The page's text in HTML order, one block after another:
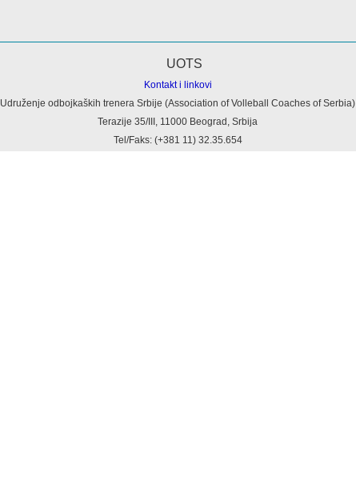
Kontakt i linkovi
Udruženje odbojkaških trenera Srbije (Association of Volleball Coaches of Serbia)
Terazije 35/III, 11000 Beograd, Srbija
Tel/Faks: (+381 11) 32.35.654